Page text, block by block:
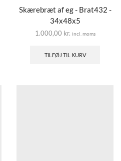
Skærebræt af eg - Brat432 -
34x48x5
1.000,00 kr. incl. moms
TILFØJ TIL KURV